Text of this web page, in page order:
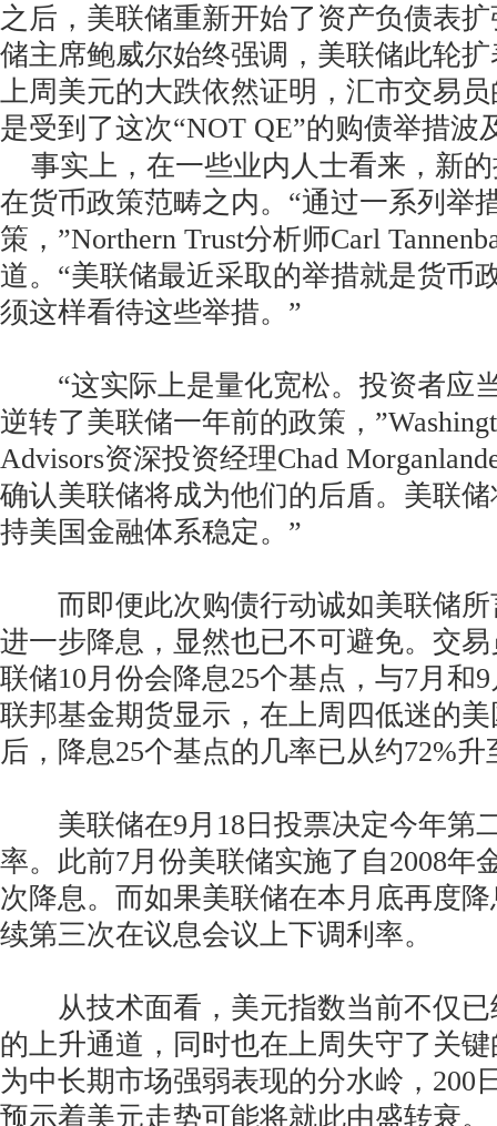
之后，美联储重新开始了资产负债表
储主席鲍威尔始终强调，美联储此轮扩
上周美元的大跌依然证明，汇市交易
是受到了这次“NOT QE”的购债举措波
事实上，在一些业内人士看来，新
在货币政策范畴之内。“通过一系列举
策，”Northern Trust分析师Carl
道。“美联储最近采取的举措就是货币
须这样看待这些举措。”
“这实际上是量化宽松。投资者应
逆转了美联储一年前的政策，
Advisors资深投资经理Chad
确认美联储将成为他们的后盾。美联
持美国金融体系稳定。”
而即便此次购债行动诚如美联储所
进一步降息，显然也已不可避免。交
联储10月份会降息25个基点，与7月和
联邦基金期货显示，在上周四低迷的
后，降息25个基点的几率已从约72%升
美联储在9月18日投票决定今年第
率。此前7月份美联储实施了自2008年
次降息。而如果美联储在本月底再度
续第三次在议息会议上下调利率。
从技术面看，美元指数当前不仅已
的上升通道，同时也在上周失守了关
为中长期市场强弱表现的分水岭，200
预示着美元走势可能将就此由盛转衰。